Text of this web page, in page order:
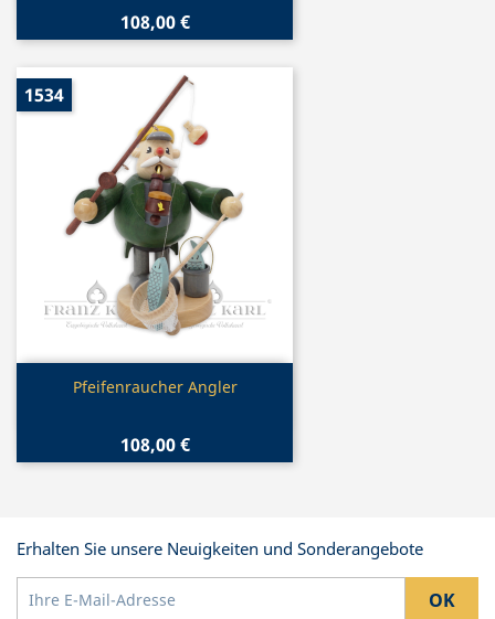
108,00 €
Vorschau
Pfeifenraucher Angler
108,00 €
1534
Erhalten Sie unsere Neuigkeiten und Sonderangebote